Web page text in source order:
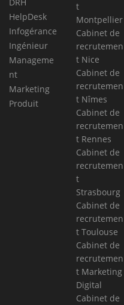
DRH
HelpDesk
Infogérance
Ingénieur
Manageme
nt
Marketing
Produit
t
Montpellier
Cabinet de
recrutemen
t Nice
Cabinet de
recrutemen
t Nîmes
Cabinet de
recrutemen
t Rennes
Cabinet de
recrutemen
t
Strasbourg
Cabinet de
recrutemen
t Toulouse
Cabinet de
recrutemen
t Marketing
Digital
Cabinet de